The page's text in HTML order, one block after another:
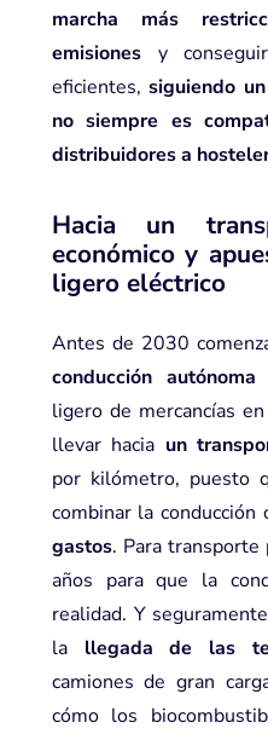
marcha más
emisiones y
eficientes,siguiendo
no siempre es
distribuidores a
Hacia un
económico y
ligero eléctrico
Antes de 2030
conducción autónoma
ligero de mercancías
llevar hacia un
por kilómetro, puesto
combinar la conducción
gastos. Para transporte
años para que la
realidad. Y
la llegada de las
camiones de gran
cómo los